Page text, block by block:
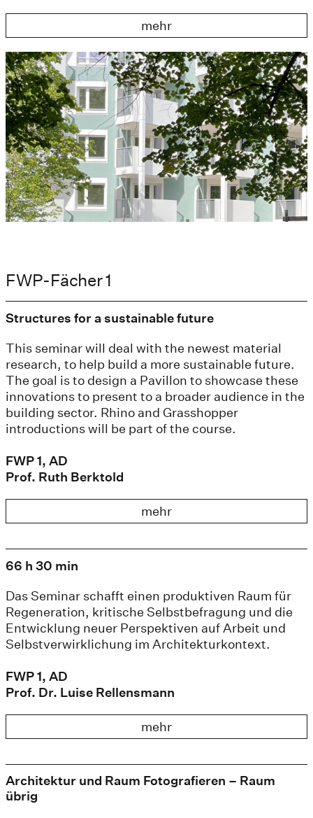
mehr
FWP-Fächer 1
Structures for a sustainable future
This seminar will deal with the newest material
research, to help build a more sustainable future.
The goal is to design a Pavillon to showcase these
innovations to present to a broader audience in the
building sector. Rhino and Grasshopper
introductions will be part of the course.
FWP 1, AD
Prof. Ruth Berktold
mehr
66 h 30 min
Das Seminar schafft einen produktiven Raum für
Regeneration, kritische Selbstbefragung und die
Entwicklung neuer Perspektiven auf Arbeit und
Selbstverwirklichung im Architekturkontext.
FWP 1, AD
Prof. Dr. Luise Rellensmann
mehr
Architektur und Raum Fotografieren – Raum
übrig